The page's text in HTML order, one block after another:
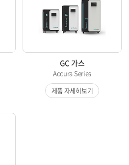
GC 가스
Accura Series
제품 자세히보기